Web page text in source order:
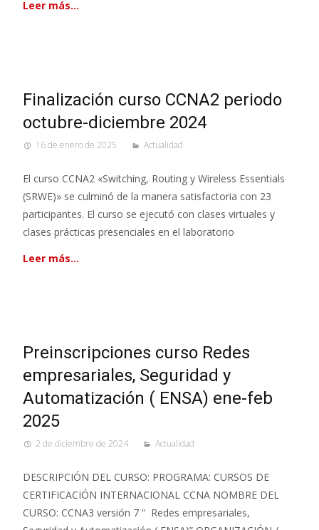
Leer más…
Finalización curso CCNA2 periodo
octubre-diciembre 2024
16 de enero de 2025 Actualidad
El curso CCNA2 «Switching, Routing y Wireless Essentials
(SRWE)» se culminó de la manera satisfactoria con 23
participantes. El curso se ejecutó con clases virtuales y
clases prácticas presenciales en el laboratorio
Leer más…
Preinscripciones curso Redes
empresariales, Seguridad y
Automatización ( ENSA) ene-feb
2025
2 de diciembre de 2024 Actualidad
DESCRIPCIÓN DEL CURSO: PROGRAMA: CURSOS DE
CERTIFICACIÓN INTERNACIONAL CCNA NOMBRE DEL
CURSO: CCNA3 versión 7 “ Redes empresariales,